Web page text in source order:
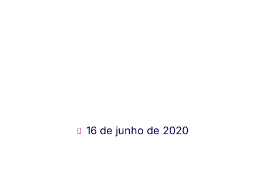
16 de junho de 2020